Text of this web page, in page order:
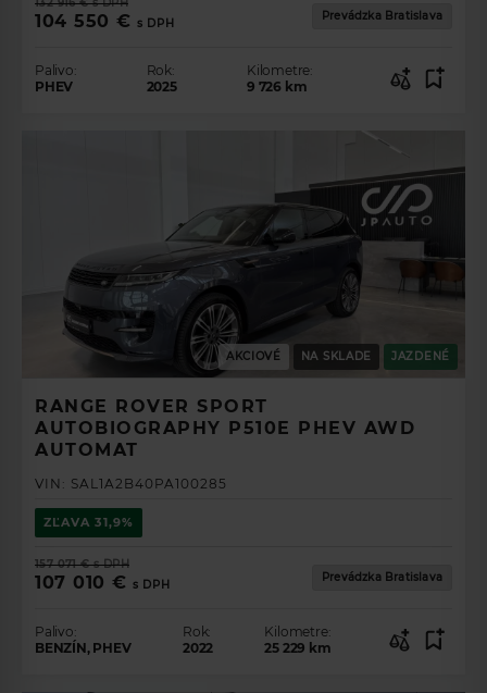
104 550 € s DPH
Prevádzka Bratislava
Palivo:
PHEV
Rok:
2025
Kilometre:
9 726 km
AKCIOVÉ NA SKLADE JAZDENÉ
RANGE ROVER SPORT
AUTOBIOGRAPHY P510E PHEV AWD
AUTOMAT
VIN: SAL1A2B40PA100285
ZĽAVA 31,9%
157 071 € s DPH
107 010 € s DPH
Prevádzka Bratislava
Palivo:
BENZÍN, PHEV
Rok:
2022
Kilometre:
25 229 km